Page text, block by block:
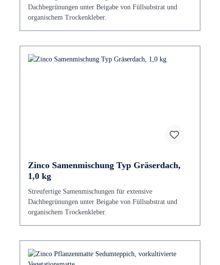
Dachbegrünungen unter Beigabe von Füllsubstrat und
organischem Trockenkleber.
Zinco Samenmischung Typ Gräserdach,
1,0 kg
Streufertige Samenmischungen für extensive
Dachbegrünungen unter Beigabe von Füllsubstrat und
organischem Trockenkleber.